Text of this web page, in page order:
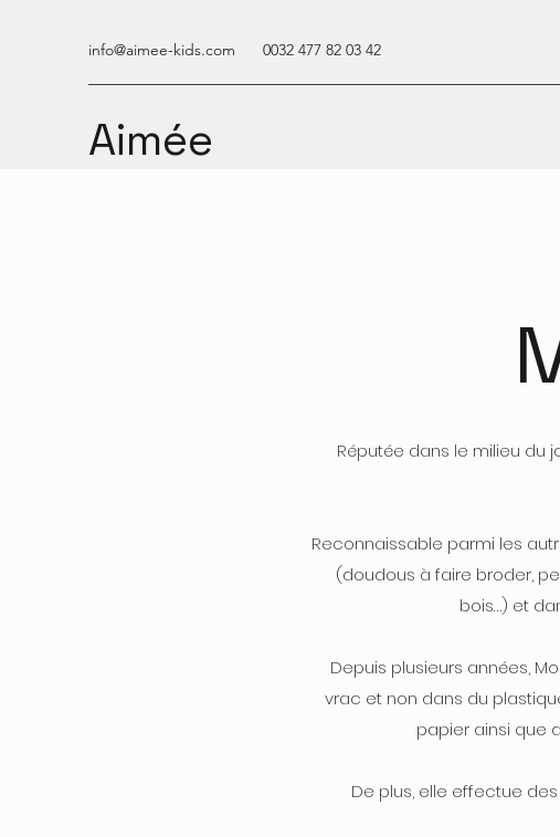
info@aimee-kids.com 0032 477 82 03 42
Aimée
Réputée dans le milieu du
Reconnaissable parmi les
(doudous à faire broder,
bois…) et
Depuis plusieurs années,
vrac et non dans du
papier ainsi que
De plus, elle effectue